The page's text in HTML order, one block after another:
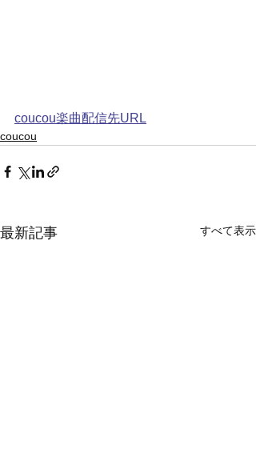
coucou楽曲配信先URL
coucou
最新記事 すべて表示